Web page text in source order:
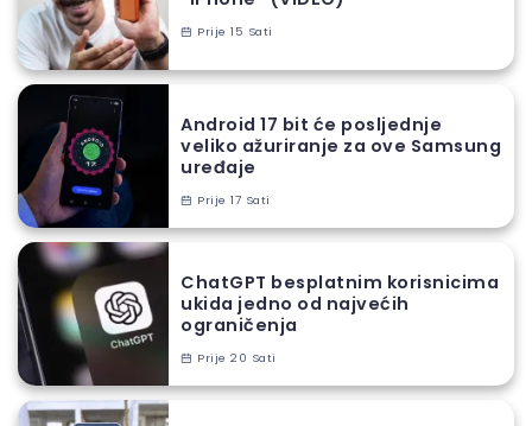
Prije 15 Sati
Android 17 bit će posljednje
veliko ažuriranje za ove Samsung
uređaje
Prije 17 Sati
ChatGPT besplatnim korisnicima
ukida jedno od najvećih
ograničenja
Prije 20 Sati